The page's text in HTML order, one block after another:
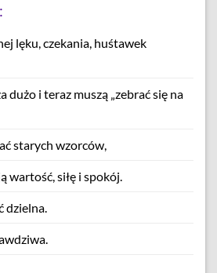
lęku, czekania, huśtawek
dużo i teraz muszą „zebrać się na
starych wzorców,
wartość, siłę i spokój.
dzielna.